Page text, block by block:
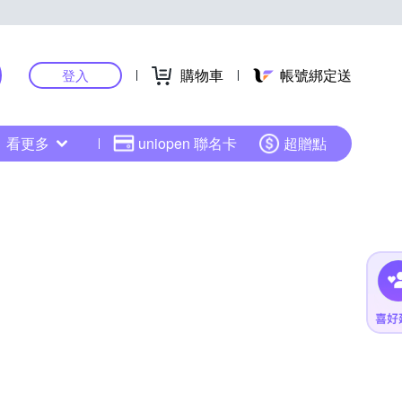
登入 購物車 帳號綁定送
看更多 uniopen 聯名卡 超贈點